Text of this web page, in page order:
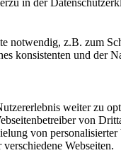
notwendig, z.B. zum
konsistenten und der
weiter zu
von
von
Webseiten.